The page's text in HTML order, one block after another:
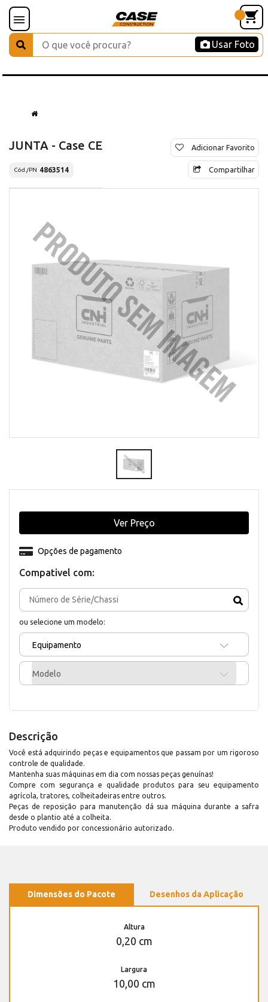
Usar Foto
JUNTA - Case CE
Cód./PN 4863514
Adicionar Favorito
Compartilhar
Compativel com:
ou selecione um modelo:
Equipamento
Modelo
Opções de pagamento
Ver Preço
Descrição
Você está adquirindo peças e equipamentos que passam por um rigoroso
controle de qualidade.
Mantenha suas máquinas em dia com nossas peças genuínas!
Compre com segurança e qualidade produtos para seu equipamento
agrícola, tratores, colheitadeiras entre outros.
Peças de reposição para manutenção dá sua máquina durante a safra
desde o plantio até a colheita.
Produto vendido por concessionário autorizado.
Dimensões do Pacote Desenhos da Aplicação
Altura
0,20 cm
Largura
10,00 cm